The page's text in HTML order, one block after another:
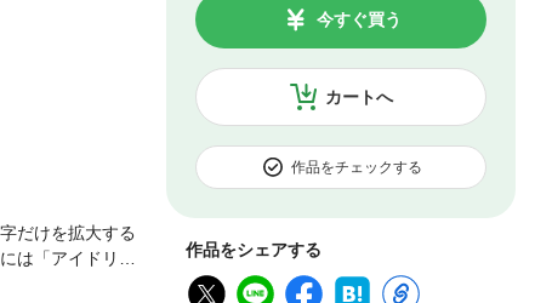
カートへ
今すぐ買う
作品をチェックする
作品をシェアする
だけを拡大する
は「アイドリッ
Second BEA